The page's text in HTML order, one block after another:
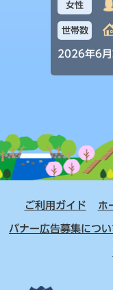
女性
世帯数
2026年6月
ご利用ガイド ホ
バナー広告募集につい